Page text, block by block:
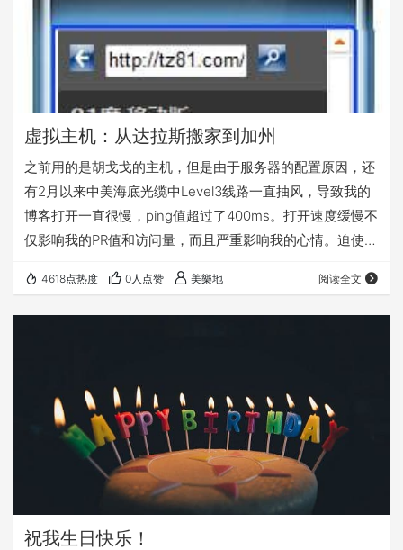
虚拟主机：从达拉斯搬家到加州
之前用的是胡戈戈的主机，但是由于服务器的配置原因，还
有2月以来中美海底光缆中Level3线路一直抽风，导致我的
博客打开一直很慢，ping值超过了400ms。打开速度缓慢不
仅影响我的PR值和访问量，而且严重影响我的心情。迫使我
客，顺藤摸瓜，找到他的淘宝店，刚好，他店里有一款促销
的合租主机，1G主机容量+可建8个独立站点+无限数据库
试，服务器很…
4618点热度 0人点赞 美樂地 阅读全文
祝我生日快乐！